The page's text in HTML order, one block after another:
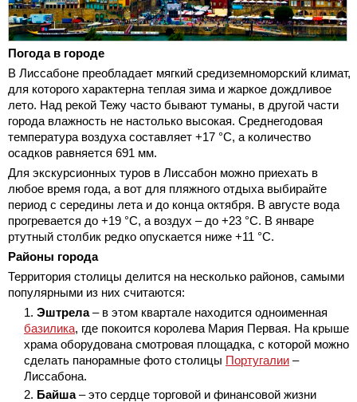
Погода в городе
В Лиссабоне преобладает мягкий средиземноморский климат,
для которого характерна теплая зима и жаркое дождливое
лето. Над рекой Тежу часто бывают туманы, в другой части
города влажность не настолько высокая. Среднегодовая
температура воздуха составляет +17 °C, а количество
осадков равняется 691 мм.
Для экскурсионных туров в Лиссабон можно приехать в
любое время года, а вот для пляжного отдыха выбирайте
период с середины лета и до конца октября. В августе вода
прогревается до +19 °C, а воздух – до +23 °C. В январе
ртутный столбик редко опускается ниже +11 °C.
Районы города
Территория столицы делится на несколько районов, самыми
популярными из них считаются:
Эштрела– в этом квартале находится одноименная
базилика, где покоится королева Мария Первая. На крыше
храма оборудована смотровая площадка, с которой можно
сделать панорамные фото столицы Португалии –
Лиссабона.
Байша– это сердце торговой и финансовой жизни